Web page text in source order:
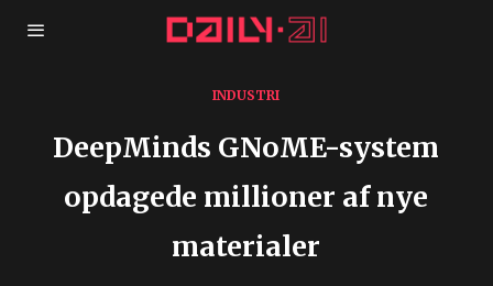
INDUSTRI
DeepMinds GNoME-system
opdagede millioner af nye
materialer